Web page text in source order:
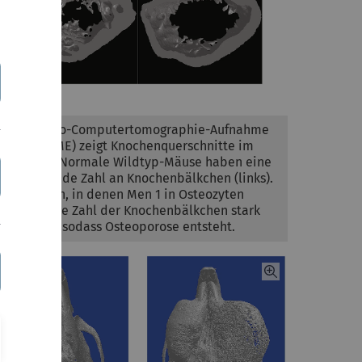
Mikro-Computertomographie-Aufnahme
(Quelle: CME) zeigt Knochenquerschnitte im
Vergleich. Normale Wildtyp-Mäuse haben eine
ausreichende Zahl an Knochenbälkchen (links).
Mäusen, in denen Men 1 in Osteozyten
fehlt, ist die Zahl der Knochenbälkchen stark
sodass Osteoporose entsteht.